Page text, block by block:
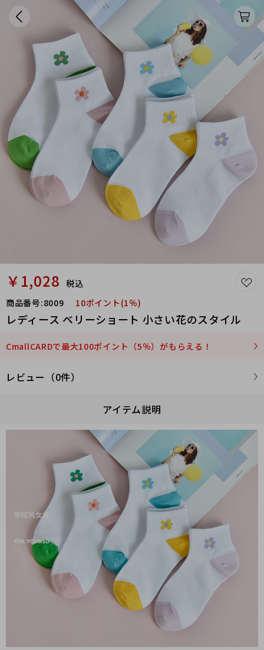
￥1,028 税込
商品番号:8009 10ポイント(1％)
レディース ベリーショート 小さい花のスタイル
CmallCARDで最大100ポイント（5％）がもらえる！
レビュー（0件）
アイテム説明